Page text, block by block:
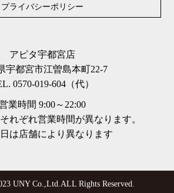
プライバシーポリシー
アピタ宇都宮店
宇都宮市江曽島本町22-7
0570-019-604（代）
業時間 9:00～22:00
れぞれ営業時間が異なります。
は店舗により異なります
UNY Co.,Ltd.ALL Rights Reserved.